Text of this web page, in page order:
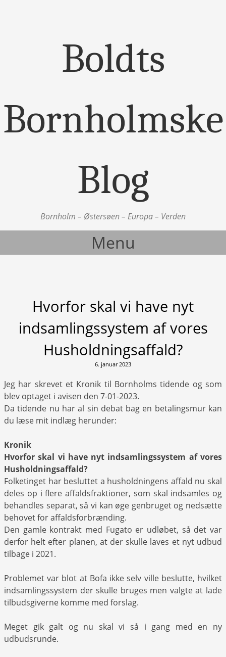
Boldts
Bornholmske
Blog
Bornholm – Østersøen – Europa – Verden
Menu
Hvorfor skal vi have nyt
indsamlingssystem af vores
Husholdningsaffald?
6. januar 2023
Jeg har skrevet et Kronik til Bornholms tidende og som
blev optaget i avisen den 7-01-2023.
Da tidende nu har al sin debat bag en betalingsmur kan
du læse mit indlæg herunder:
Kronik
Hvorfor skal vi have nyt indsamlingssystem af vores
Husholdningsaffald?
Folketinget har besluttet a husholdningens affald nu skal
deles op i flere affaldsfraktioner, som skal indsamles og
behandles separat, så vi kan øge genbruget og nedsætte
behovet for affaldsforbrænding.
Den gamle kontrakt med Fugato er udløbet, så det var
derfor helt efter planen, at der skulle laves et nyt udbud
tilbage i 2021.
Problemet var blot at Bofa ikke selv ville beslutte, hvilket
indsamlingssystem der skulle bruges men valgte at lade
tilbudsgiverne komme med forslag.
Meget gik galt og nu skal vi så i gang med en ny
udbudsrunde.